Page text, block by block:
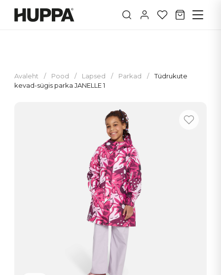
Avaleht / Pood / Lapsed / Parkad /
Tüdrukute
kevad-sügis parka JANELLE 1